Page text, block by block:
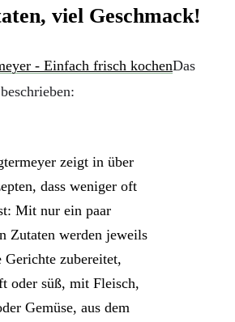
viel Geschmack!
Das
zeigt in über
dass weniger oft
Mit nur ein paar
Zutaten werden jeweils
Gerichte zubereitet,
oder süß, mit Fleisch,
Gemüse, aus dem